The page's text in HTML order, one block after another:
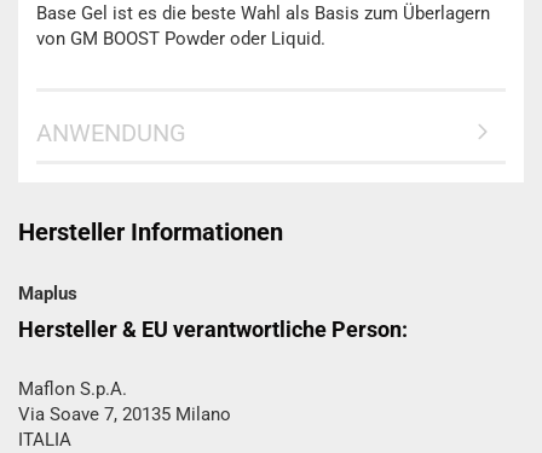
Base Gel ist es die beste Wahl als Basis zum Überlagern
von GM BOOST Powder oder Liquid.
ANWENDUNG
Hersteller Informationen
Maplus
Hersteller & EU verantwortliche Person:
Maflon S.p.A.
Via Soave 7, 20135 Milano
ITALIA